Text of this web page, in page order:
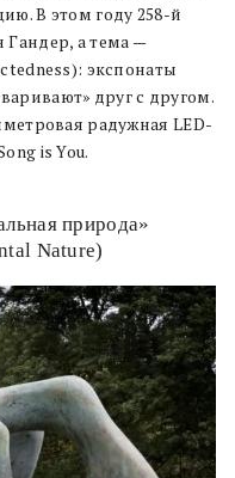
В этом году 258-й
Гандер, а тема —
экспонаты
друг с другом.
радужная LED-
is You.
природа»
Nature)